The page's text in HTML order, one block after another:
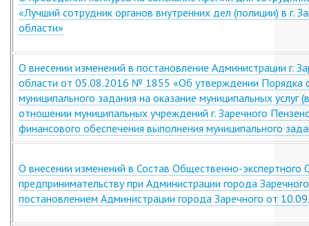
«Лучший сотрудник органов внутренних дел (полиции) в г.
области»
О внесении изменений в постановление Администрации г.
области от 05.08.2016 № 1855 «Об утверждении Порядка
муниципального задания на оказание муниципальных услуг
отношении муниципальных учреждений г. Заречного
финансового обеспечения выполнения муниципального
О внесении изменений в Состав Общественно-экспертного
предпринимательству при Администрации города
постановлением Администрации города Заречного от